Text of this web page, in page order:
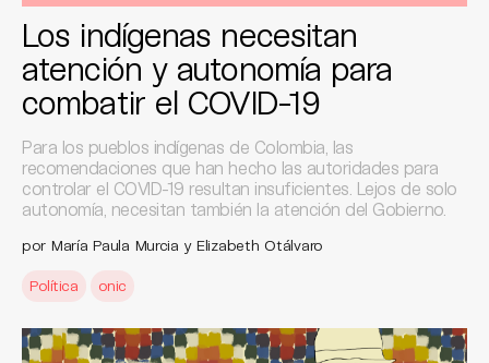
Los indígenas necesitan
atención y autonomía para
combatir el COVID-19
Para los pueblos indígenas de Colombia, las
recomendaciones que han hecho las autoridades para
controlar el COVID-19 resultan insuficientes. Lejos de solo
autonomía, necesitan también la atención del Gobierno.
por María Paula Murcia y Elizabeth Otálvaro
Política onic